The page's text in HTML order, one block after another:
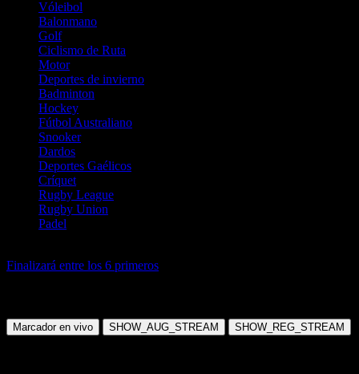
Vóleibol
Balonmano
Golf
Ciclismo de Ruta
Motor
Deportes de invierno
Badminton
Hockey
Fútbol Australiano
Snooker
Dardos
Deportes Gaélicos
Críquet
Rugby League
Rugby Union
Padel
Finalizará entre los 6 primeros
Marcador en vivo SHOW_AUG_STREAM SHOW_REG_STREAM